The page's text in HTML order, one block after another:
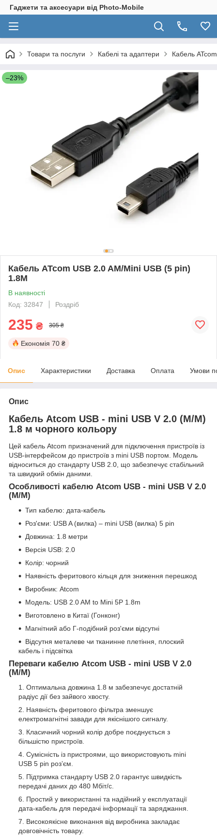
Гаджети та аксесуари від Photo-Mobile
Товари та послуги Кабелі та адаптери Кабель
–23%
Кабель ATcom USB 2.0 AM/Mini USB (5 pin)
1.8M
В наявності
Код: 32847
Роздріб
235 ₴ 305 ₴
Економія 70 ₴
Опис Характеристики Доставка Оплата Умови
Опис
Кабель Atcom USB - mini USB V 2.0 (M/M)
1.8 м чорного кольору
Цей кабель Atcom призначений для підключення пристроїв із
USB-інтерфейсом до пристроїв з mini USB портом. Модель
відноситься до стандарту USB 2.0, що забезпечує стабільний
та швидкий обмін даними.
Особливості кабелю Atcom USB - mini USB V 2.0
(M/M)
Тип кабелю: дата-кабель
Роз'єми: USB A (вилка) – mini USB (вилка) 5 pin
Довжина: 1.8 метри
Версія USB: 2.0
Колір: чорний
Наявність феритового кільця для зниження перешкод
Виробник: Atcom
Модель: USB 2.0 AM to Mini 5P 1.8m
Виготовлено в Китаї (Гонконг)
Магнітний або Г-подібний роз'єми відсутні
Відсутня металеве чи тканинне плетіння, плоский
кабель і підсвітка
Переваги кабелю Atcom USB - mini USB V 2.0
(M/M)
Оптимальна довжина 1.8 м забезпечує достатній
радіус дії без зайвого хвосту.
Наявність феритового фільтра зменшує
електромагнітні завади для якіснішого сигналу.
Класичний чорний колір добре поєднується з
більшістю пристроїв.
Сумісність із пристроями, що використовують mini
USB 5 pin розʼєм.
Підтримка стандарту USB 2.0 гарантує швидкість
передачі даних до 480 Мбіт/с.
Простий у використанні та надійний у експлуатації
дата-кабель для передачі інформації та заряджання.
Високоякісне виконання від виробника закладає
довговічність товару.